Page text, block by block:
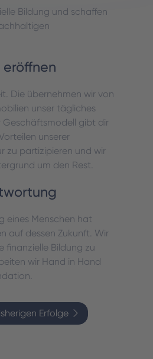
Bildung und schaffen
Die übernehmen wir von
unser tägliches
Geschäftsmodell gibt dir
unserer
zu partizipieren und wir
um den Rest.
eines Menschen hat
auf dessen Zukunft. Wir
finanzielle Bildung zu
wir Hand in Hand
Erfolge